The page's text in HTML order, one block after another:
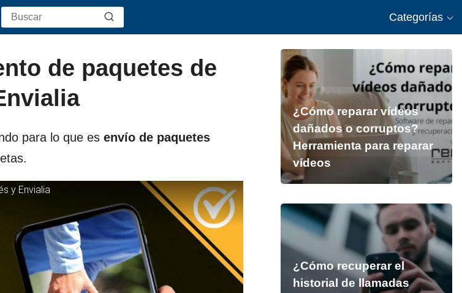
Categorías
de paquetes de
para lo que es envío de paquetes
y Envialia
¿Cómo reparar vídeos
dañados o corruptos?
Herramienta para reparar
vídeos
¿Cómo recuperar el
historial de llamadas